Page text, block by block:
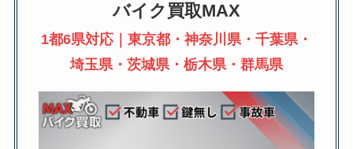
バイク買取MAX
1都6県対応｜東京都・神奈川県・千葉県・
埼玉県・茨城県・栃木県・群馬県